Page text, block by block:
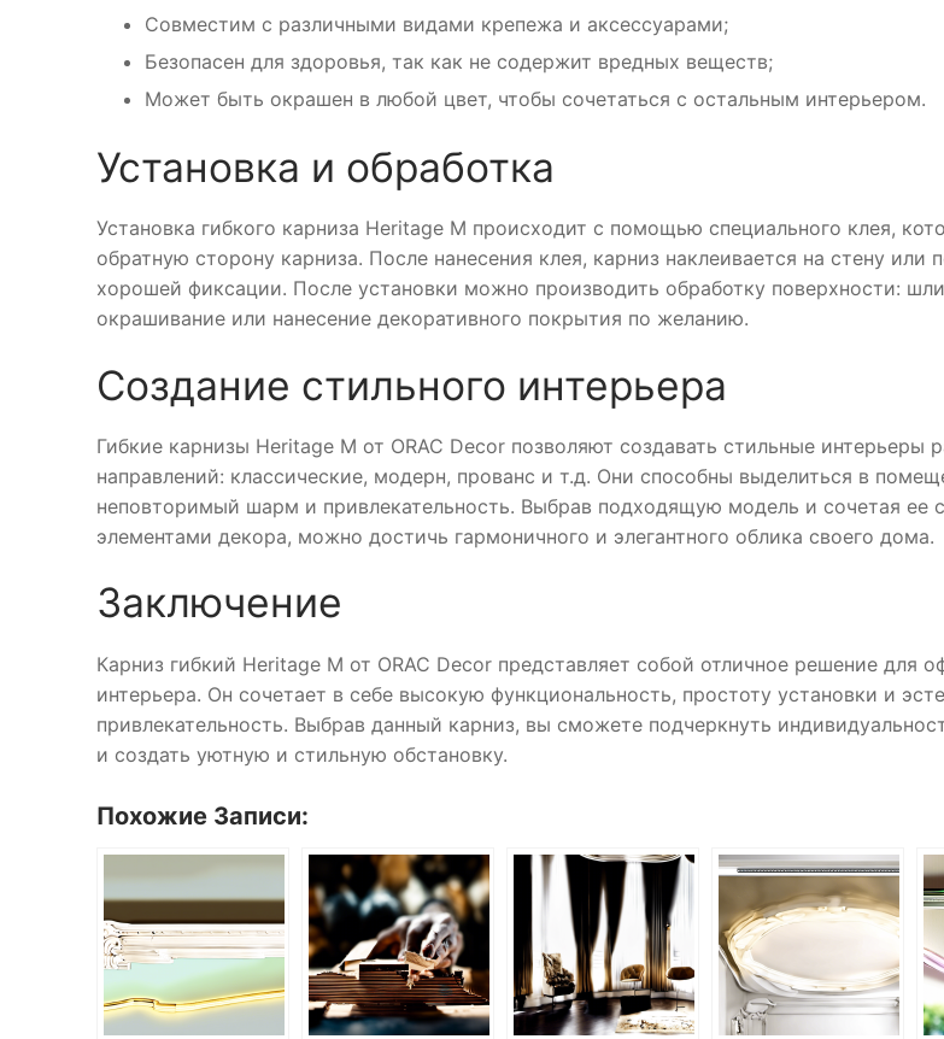
Совместим с различными видами крепежа и аксессуарами;
Безопасен для здоровья, так как не содержит вредных веществ;
Может быть окрашен в любой цвет, чтобы сочетаться с остальным интерьером.
Установка и обработка
Установка гибкого карниза Heritage M происходит с помощью специального клея,
обратную сторону карниза. После нанесения клея, карниз наклеивается на стену или
хорошей фиксации. После установки можно производить обработку поверхности:
окрашивание или нанесение декоративного покрытия по желанию.
Создание стильного интерьера
Гибкие карнизы Heritage M от ORAC Decor позволяют создавать стильные интерьеры
направлений: классические, модерн, прованс и т.д. Они способны выделиться в
неповторимый шарм и привлекательность. Выбрав подходящую модель и сочетая ее
элементами декора, можно достичь гармоничного и элегантного облика своего дома.
Заключение
Карниз гибкий Heritage M от ORAC Decor представляет собой отличное решение для
интерьера. Он сочетает в себе высокую функциональность, простоту установки и
привлекательность. Выбрав данный карниз, вы сможете подчеркнуть
и создать уютную и стильную обстановку.
Похожие Записи: